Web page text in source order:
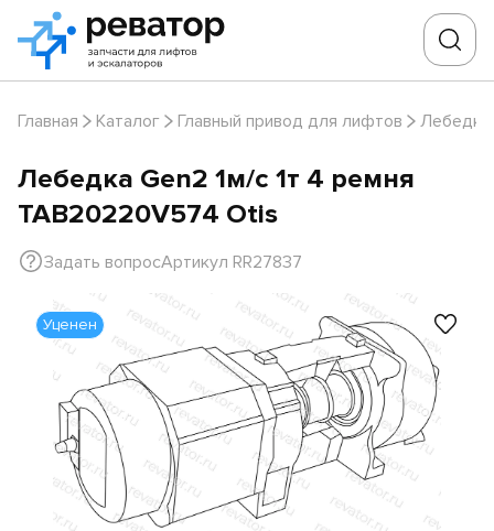
Главная Каталог Главный привод для лифтов
Лебедка Gen2 1м/с 1т 4 ремня
TAB20220V574 Otis
Задать вопросАртикул RR27837
Уценен